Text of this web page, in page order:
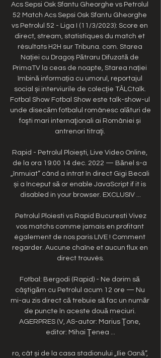
Acs Sepsi Osk Sfantu Gheorghe vs Petrolul
52 Match Acs Sepsi Osk Sfantu Gheorghe
vs Petrolul 52 - Liga I (11/3/2023): Score en
direct, stream, statistiques du match et
résultats H2H sur Tribuna. com. Starea
Nației cu Dragoș Pătraru Difuzată de
PrimaTV la ceas de noapte, Starea nației
îmbină informația cu umorul, reportajul
social și interviurile de colecție TÂLCtalk.
Fotbal Show Fotbal Show este talk-show-ul
unde disecăm fotbalul românesc alături de
foşti mari internaţionali ai României și
antrenori titraţi.
Rapid - Petrolul Ploiești, Live Video Online,
de la ora 19:00 14 dec. 2022 — Bănel s-a
„înmuiat” când a intrat în direct Gigi Becali
și a început să or enable JavaScript if it is
disabled in your browser. EXCLUSIV ...
️ Petrolul Ploiesti vs Rapid Bucuresti Vivez
vos matchs comme jamais en profitant
également de nos paris LIVE ! Comment
regarder. Aucune chaîne et aucun flux en
direct trouvés.
Fotbal: Bergodi (Rapid) - Ne dorim să
câştigăm cu Petrolul acum 12 ore — Nu
mi-au zis direct că trebuie să fac un număr
de puncte în aceste două meciuri.
AGERPRES (V, AS-autor: Marius Ţone,
editor: Mihai Ţenea ...
ro, cât și de la casa stadionului „Ilie Oană”,